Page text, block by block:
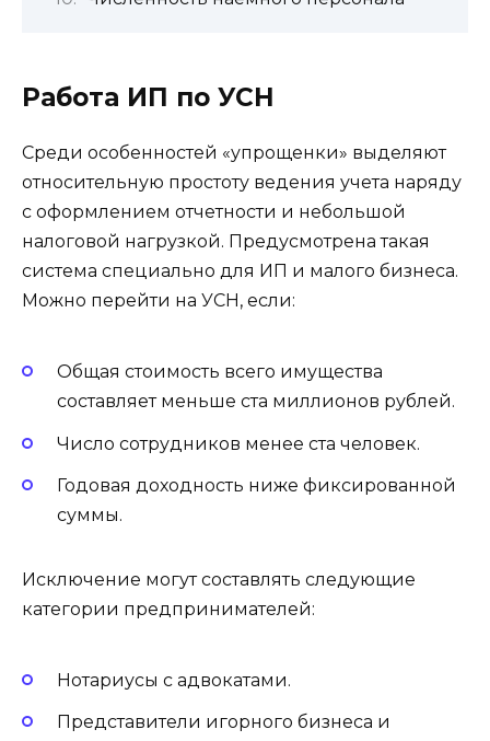
Работа ИП по УСН
Среди особенностей «упрощенки» выделяют
относительную простоту ведения учета наряду
с оформлением отчетности и небольшой
налоговой нагрузкой. Предусмотрена такая
система специально для ИП и малого бизнеса.
Можно перейти на УСН, если:
Общая стоимость всего имущества
составляет меньше ста миллионов рублей.
Число сотрудников менее ста человек.
Годовая доходность ниже фиксированной
суммы.
Исключение могут составлять следующие
категории предпринимателей:
Нотариусы с адвокатами.
Представители игорного бизнеса и